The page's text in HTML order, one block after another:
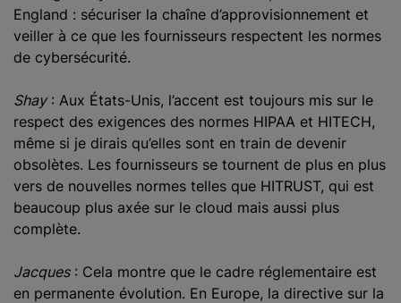
England : sécuriser la chaîne d’approvisionnement et
veiller à ce que les fournisseurs respectent les normes
de cybersécurité.
Shay: Aux États-Unis, l’accent est toujours mis sur le
respect des exigences des normes HIPAA et HITECH,
même si je dirais qu’elles sont en train de devenir
obsolètes. Les fournisseurs se tournent de plus en plus
vers de nouvelles normes telles que HITRUST, qui est
beaucoup plus axée sur le cloud mais aussi plus
complète.
Jacques: Cela montre que le cadre réglementaire est
en permanente évolution. En Europe, la directive sur la